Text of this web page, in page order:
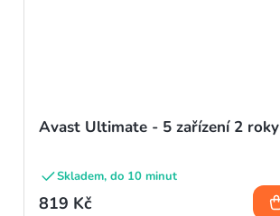
Avast Ultimate - 5 zařízení 2 roky
Skladem, do 10 minut
819 Kč